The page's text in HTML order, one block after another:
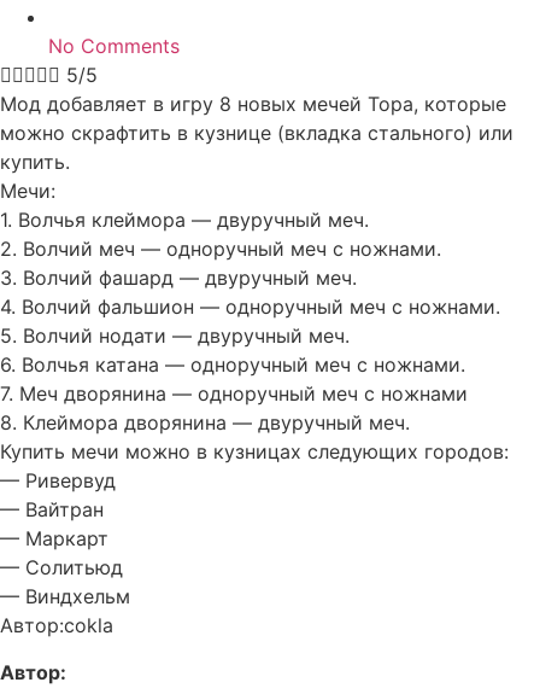
No Comments
 5/5
Мод добавляет в игру 8 новых мечей Тора, которые
можно скрафтить в кузнице (вкладка стального) или
купить.
Мечи:
1. Волчья клеймора — двуручный меч.
2. Волчий меч — одноручный меч с ножнами.
3. Волчий фашард — двуручный меч.
4. Волчий фальшион — одноручный меч с ножнами.
5. Волчий нодати — двуручный меч.
6. Волчья катана — одноручный меч с ножнами.
7. Меч дворянина — одноручный меч с ножнами
8. Клеймора дворянина — двуручный меч.
Купить мечи можно в кузницах следующих городов:
— Ривервуд
— Вайтран
— Маркарт
— Солитьюд
— Виндхельм
Автор:cokla
Автор: